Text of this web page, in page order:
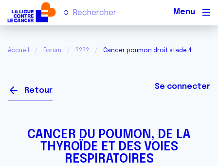
Accueil Forum ???? Cancer poumon droit stade 4
Retour Se connecter
CANCER DU POUMON, DE LA
THYROÏDE ET DES VOIES
RESPIRATOIRES